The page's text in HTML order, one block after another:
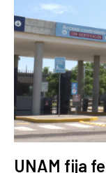
UNAM fija